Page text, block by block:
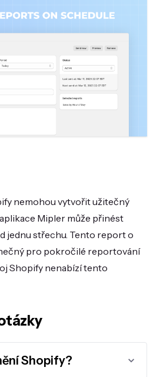
nemohou vytvořit užitečný
Mipler může přinést
jednu střechu. Tento report o
pro pokročilé reportování
Shopify nenabízí tento
Shopify?